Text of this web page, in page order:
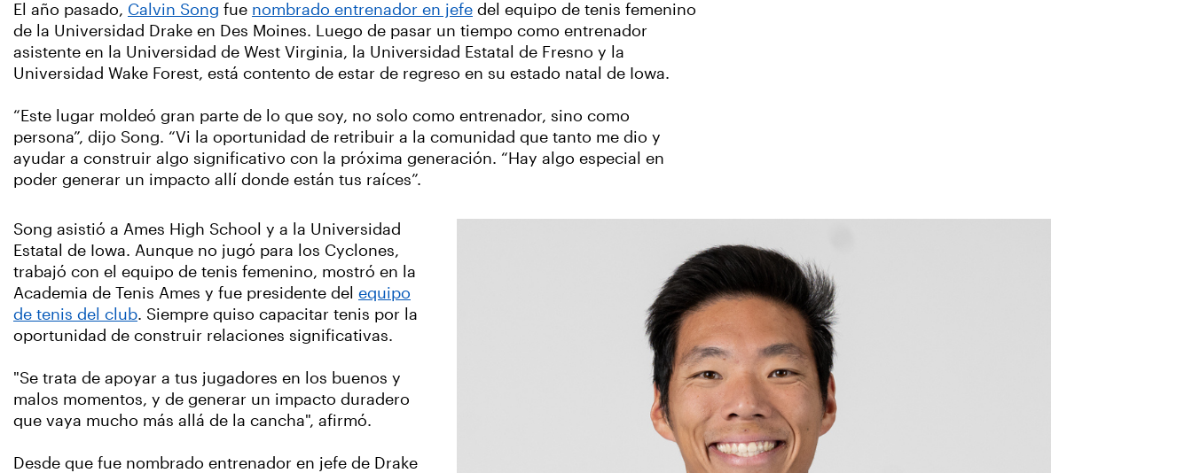
El año pasado, Calvin Song fue nombrado entrenador en jefe del equipo de tenis femenino
de la Universidad Drake en Des Moines. Luego de pasar un tiempo como entrenador
asistente en la Universidad de West Virginia, la Universidad Estatal de Fresno y la
Universidad Wake Forest, está contento de estar de regreso en su estado natal de Iowa.
“Este lugar moldeó gran parte de lo que soy, no solo como entrenador, sino como
persona”, dijo Song. “Vi la oportunidad de retribuir a la comunidad que tanto me dio y
ayudar a construir algo significativo con la próxima generación. “Hay algo especial en
poder generar un impacto allí donde están tus raíces”.
Song asistió a Ames High School y a la Universidad
Estatal de Iowa. Aunque no jugó para los Cyclones,
trabajó con el equipo de tenis femenino, mostró en la
Academia de Tenis Ames y fue presidente del equipo
de tenis del club. Siempre quiso capacitar tenis por la
oportunidad de construir relaciones significativas.
"Se trata de apoyar a tus jugadores en los buenos y
malos momentos, y de generar un impacto duradero
que vaya mucho más allá de la cancha", afirmó.
Desde que fue nombrado entrenador en jefe de Drake